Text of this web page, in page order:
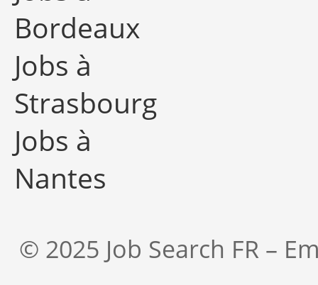
Bordeaux
Jobs à
Strasbourg
Jobs à
Nantes
© 2025 Job Search FR –